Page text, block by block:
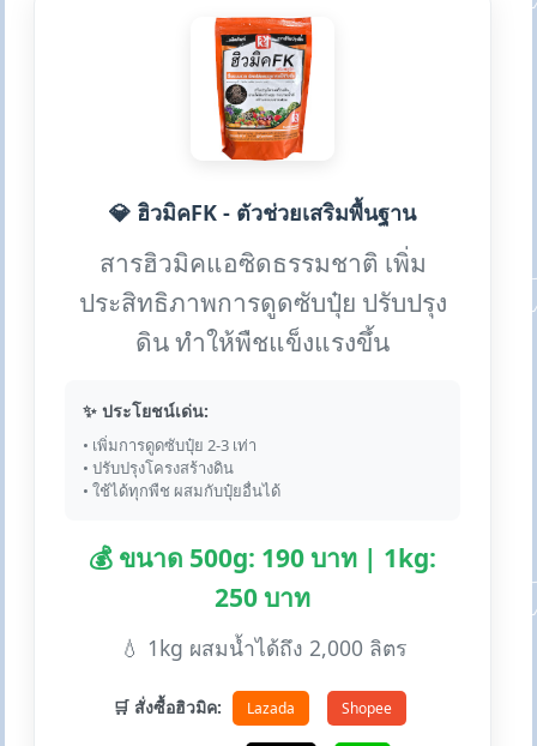
💎 ฮิวมิคFK - ตัวช่วยเสริมพื้นฐาน
สารฮิวมิคแอซิดธรรมชาติ เพิ่ม
ประสิทธิภาพการดูดซับปุ๋ย ปรับปรุง
ดิน ทำให้พืชแข็งแรงขึ้น
✨ ประโยชน์เด่น:
• เพิ่มการดูดซับปุ๋ย 2-3 เท่า
• ปรับปรุงโครงสร้างดิน
• ใช้ได้ทุกพืช ผสมกับปุ๋ยอื่นได้
💰 ขนาด 500g: 190 บาท | 1kg:
250 บาท
💧 1kg ผสมน้ำได้ถึง 2,000 ลิตร
🛒 สั่งซื้อฮิวมิค: Lazada Shopee